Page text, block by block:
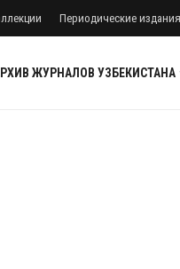
Периодические издания
ЖУРНАЛОВ УЗБЕКИСТАНА